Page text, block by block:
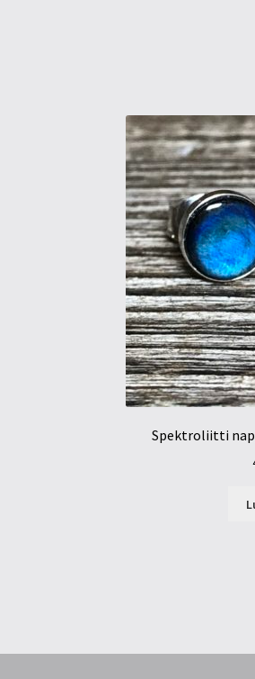
Spektroliitti